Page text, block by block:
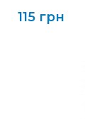
115 грн